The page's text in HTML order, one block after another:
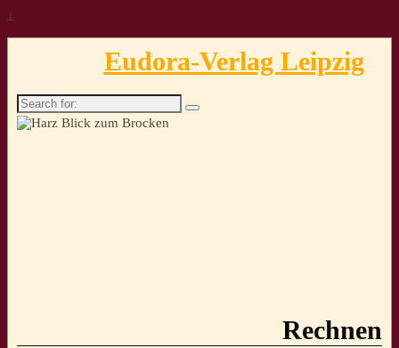
↓
Eudora-Verlag Leipzig
Search
for:
Rechnen